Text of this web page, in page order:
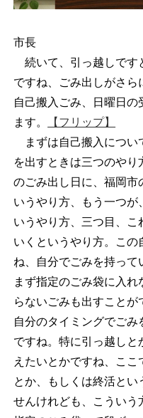
市長
続いて、引っ越しです
ですね、ごみ出しがさら
自己搬入ごみ、日曜日の
ます。
【フリップ】
まずは自己搬入につい
を出すときは三つのやり
のごみ出し日に、福岡市
いうやり方、もう一つが
いうやり方、三つ目、こ
いくというやり方。この
ね、自分でごみを持って
まず指定のごみ袋に入
らないごみも出すことが
自分のタイミングでご
ですね。特に引っ越し
えたいとかですね、ここ
とか、もしくは終活とい
せんけれども、こういう